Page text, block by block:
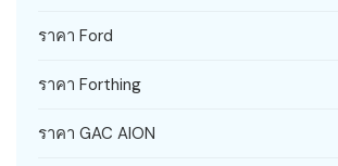
ราคา Ford
ราคา Forthing
ราคา GAC AION